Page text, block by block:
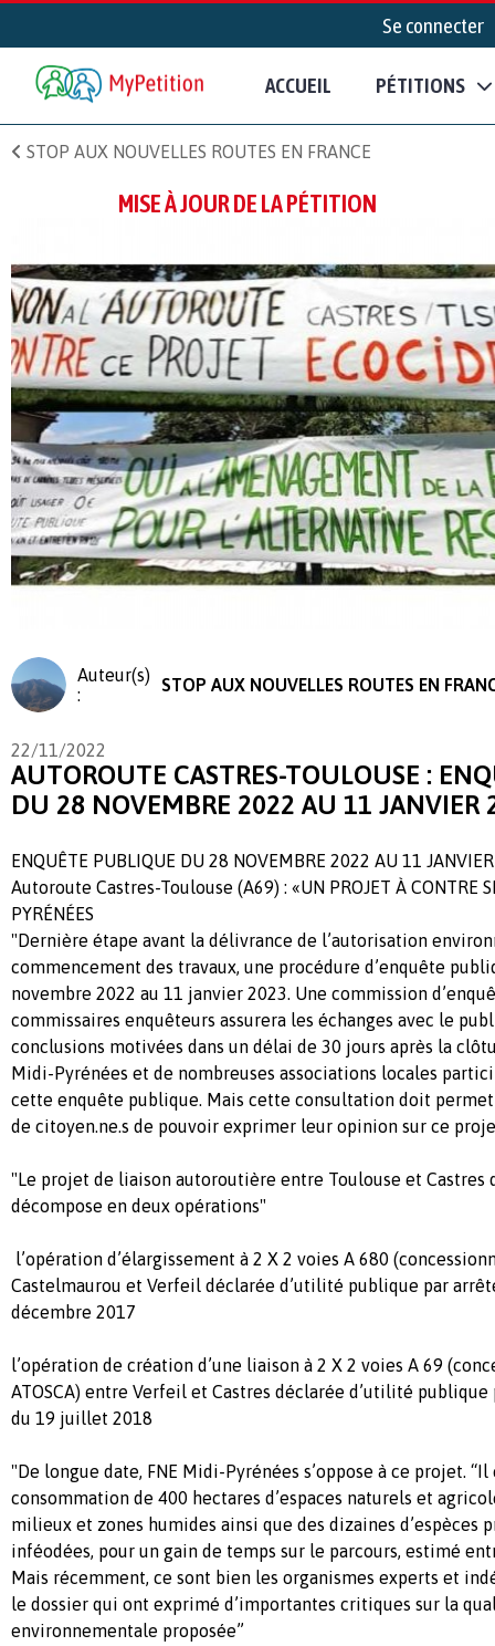
Se connecter
ACCUEIL PÉTITIONS
STOP AUX NOUVELLES ROUTES EN FRANCE
MISE À JOUR DE LA PÉTITION
Auteur(s)
:
STOP AUX NOUVELLES ROUTES EN
22/11/2022
AUTOROUTE CASTRES-TOULOUSE :
DU 28 NOVEMBRE 2022 AU 11 JANVIER
ENQUÊTE PUBLIQUE DU 28 NOVEMBRE 2022 AU 11
Autoroute Castres-Toulouse (A69) : «UN PROJET À CONTRE
PYRÉNÉES
"Dernière étape avant la délivrance de l’autorisation
commencement des travaux, une procédure d’enquête
novembre 2022 au 11 janvier 2023. Une commission
commissaires enquêteurs assurera les échanges avec le
conclusions motivées dans un délai de 30 jours après la
Midi-Pyrénées et de nombreuses associations locales
cette enquête publique. Mais cette consultation doit
de citoyen.ne.s de pouvoir exprimer leur opinion sur ce
"Le projet de liaison autoroutière entre Toulouse et Castres
décompose en deux opérations"
l’opération d’élargissement à 2 X 2 voies A 680
Castelmaurou et Verfeil déclarée d’utilité publique par
décembre 2017
l’opération de création d’une liaison à 2 X 2 voies A 69
ATOSCA) entre Verfeil et Castres déclarée d’utilité publique
du 19 juillet 2018
"De longue date, FNE Midi-Pyrénées s’oppose à ce projet.
consommation de 400 hectares d’espaces naturels et
milieux et zones humides ainsi que des dizaines d’espèces
inféodées, pour un gain de temps sur le parcours, estimé
Mais récemment, ce sont bien les organismes experts et
le dossier qui ont exprimé d’importantes critiques sur la
environnementale proposée”